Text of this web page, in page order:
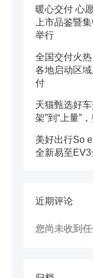
暖心交付 心
上市品鉴暨
举行
全国交付火
各地启动区
付
天猫甄选好
架”到“上量”
美好出行So
全新易至
近期评论
您尚未收到任